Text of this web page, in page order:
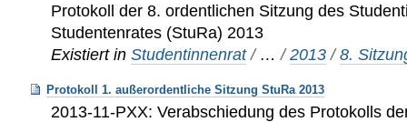
Protokoll der 8. ordentlichen Sitzung des
Studentenrates (StuRa) 2013
Existiert in Studentinnenrat / …/2013 /8.
Protokoll 1. außerordentliche Sitzung StuRa 2013
2013-11-PXX: Verabschiedung des Protokolls